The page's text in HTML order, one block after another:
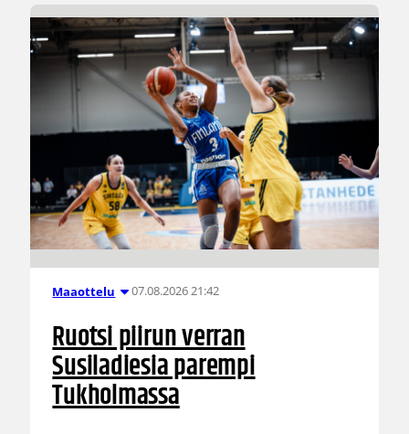
Maaottelu 07.08.2026 21:42
Ruotsi piirun verran
Susiladiesia parempi
Tukholmassa